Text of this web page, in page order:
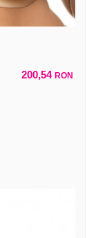
200,54 RON